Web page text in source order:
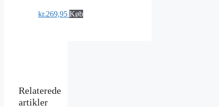
kr.269,95 Køb